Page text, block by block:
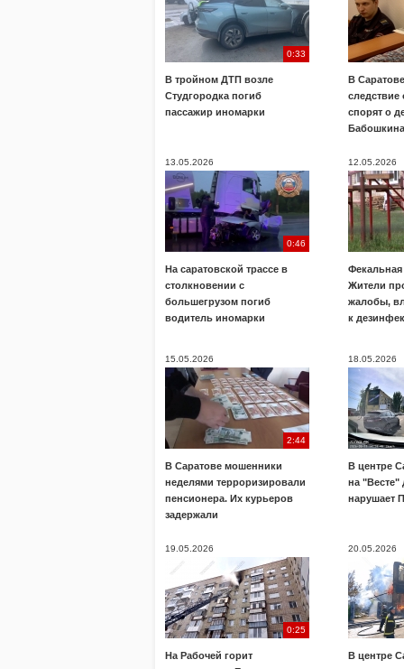
0:33
В тройном ДТП возле
Студгородка погиб
пассажир иномарки
В
следствие
спорят о
Бабошкина
13.05.2026
0:46
На саратовской трассе в
столкновении с
большегрузом погиб
водитель иномарки
12.05.2026
Жители
жалобы,
к
15.05.2026
2:44
В Саратове мошенники
неделями терроризировали
пенсионера. Их курьеров
задержали
18.05.2026
В центре
на "Весте"
нарушает
19.05.2026
0:25
На Рабочей горит
20.05.2026
В центре